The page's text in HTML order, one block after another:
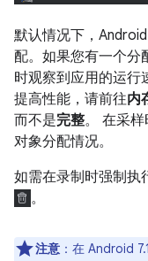
默认情况下，
配。如果您有一个分
时观察到应用的运行
提高性能，请前往内
而不是完整。 在采
对象分配情况。
如需在录制时强制执
。
注意 ： 在 Android